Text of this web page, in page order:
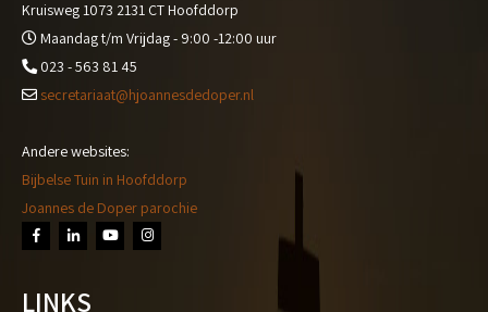
Kruisweg 1073 2131 CT Hoofddorp
Maandag t/m Vrijdag - 9:00 -12:00 uur
023 - 563 81 45
secretariaat@hjoannesdedoper.nl
Andere websites:
Bijbelse Tuin in Hoofddorp
Joannes de Doper parochie
LINKS